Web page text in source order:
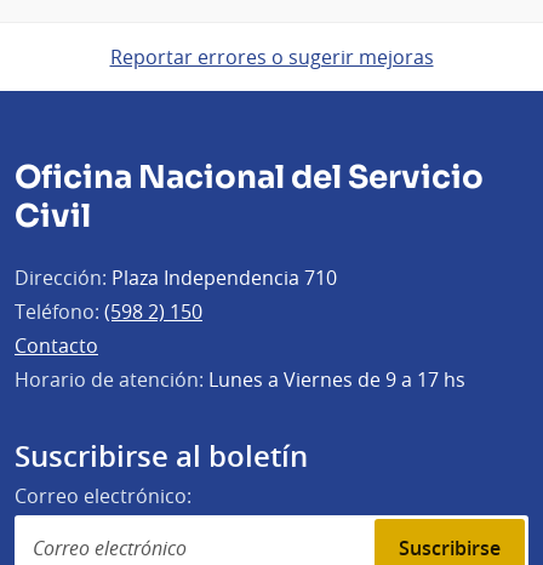
Reportar errores o sugerir mejoras
Oficina Nacional del Servicio
Civil
Dirección: Plaza Independencia 710
Teléfono: (598 2) 150
Contacto
Horario de atención: Lunes a Viernes de 9 a 17 hs
Suscribirse al boletín
Correo electrónico:
Suscribirse